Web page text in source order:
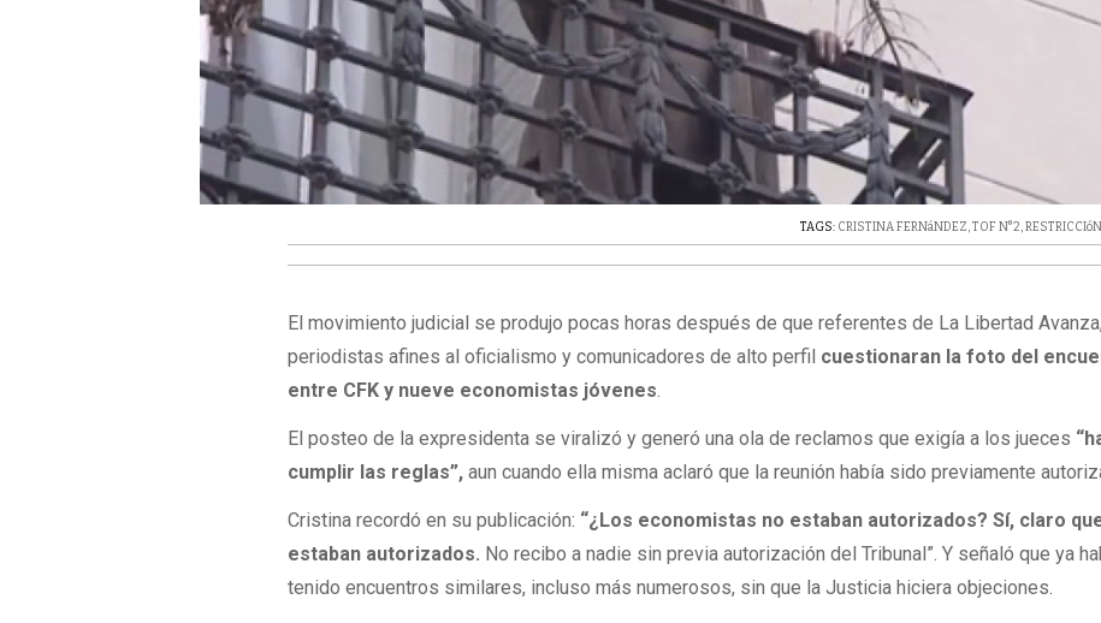
TAGS: CRISTINA FERNáNDEZ,TOF N°2,
El movimiento judicial se produjo pocas horas después de que referentes de La Libertad Avanza,
periodistas afines al oficialismo y comunicadores de alto perfil cuestionaran la foto del
entre CFK y nueve economistas jóvenes.
El posteo de la expresidenta se viralizó y generó una ola de reclamos que exigía a los jueces
cumplir las reglas”,aun cuando ella misma aclaró que la reunión había sido previamente
Cristina recordó en su publicación: “¿Los economistas no estaban autorizados? Sí, claro
estaban autorizados. No recibo a nadie sin previa autorización del Tribunal”. Y señaló que ya
tenido encuentros similares, incluso más numerosos, sin que la Justicia hiciera objeciones.